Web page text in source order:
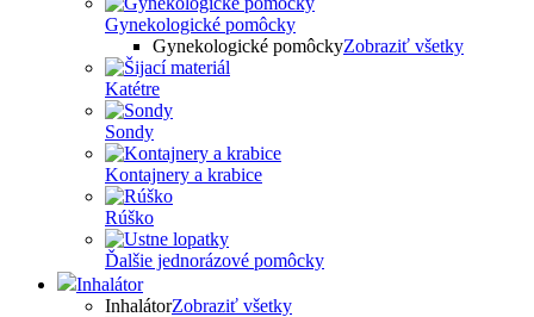
Gynekologické pomôcky
Gynekologické pomôckyZobraziť všetky
Katétre
Sondy
Kontajnery a krabice
Rúško
Ďalšie jednorázové pomôcky
Inhalátor
InhalátorZobraziť všetky